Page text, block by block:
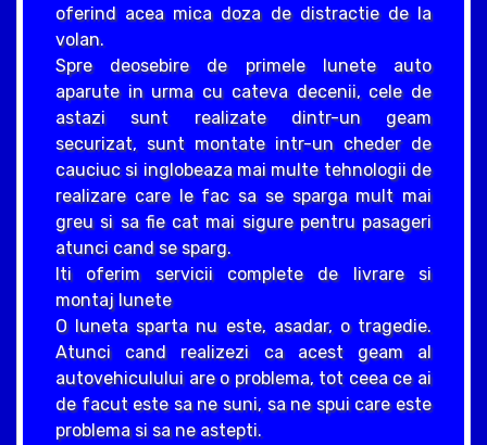
oferind acea mica doza de distractie de la
volan.
Spre deosebire de primele lunete auto
aparute in urma cu cateva decenii, cele de
astazi sunt realizate dintr-un geam
securizat, sunt montate intr-un cheder de
cauciuc si inglobeaza mai multe tehnologii de
realizare care le fac sa se sparga mult mai
greu si sa fie cat mai sigure pentru pasageri
atunci cand se sparg.
Iti oferim servicii complete de livrare si
montaj lunete
O luneta sparta nu este, asadar, o tragedie.
Atunci cand realizezi ca acest geam al
autovehiculului are o problema, tot ceea ce ai
de facut este sa ne suni, sa ne spui care este
problema si sa ne astepti.